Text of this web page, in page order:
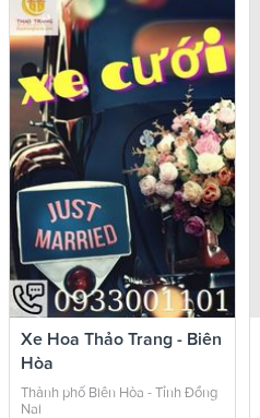
Xe Hoa Thảo Trang - Biên
Hòa
Thành phố Biên Hòa - Tỉnh Đồng
Nai